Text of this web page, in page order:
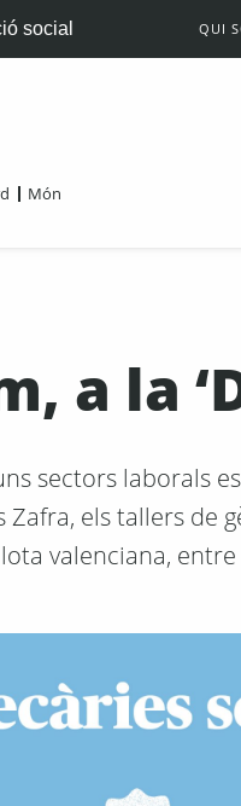
social QUI
Món
a la
sectors laborals
els tallers de
valenciana,